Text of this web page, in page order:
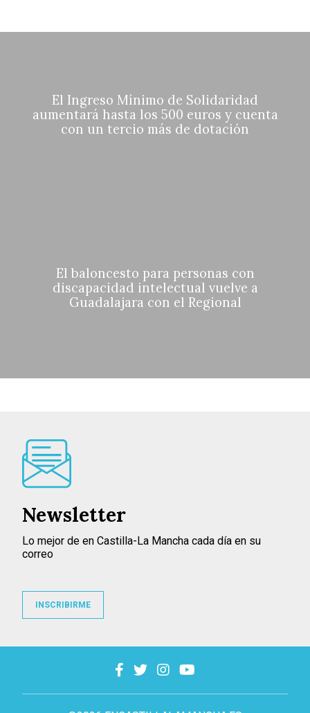
El Ingreso Mínimo de Solidaridad
aumentará hasta los 500 euros y cuenta
con un tercio más de dotación
El baloncesto para personas con
discapacidad intelectual vuelve a
Guadalajara con el Regional
Newsletter
Lo mejor de en Castilla-La Mancha cada día en su
correo
INSCRIBIRME